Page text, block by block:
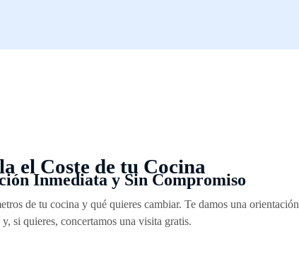
el Coste de tu Cocina
Inmediata y Sin Compromiso
de tu cocina y qué quieres cambiar. Te damos una orientación
si quieres, concertamos una visita gratis.